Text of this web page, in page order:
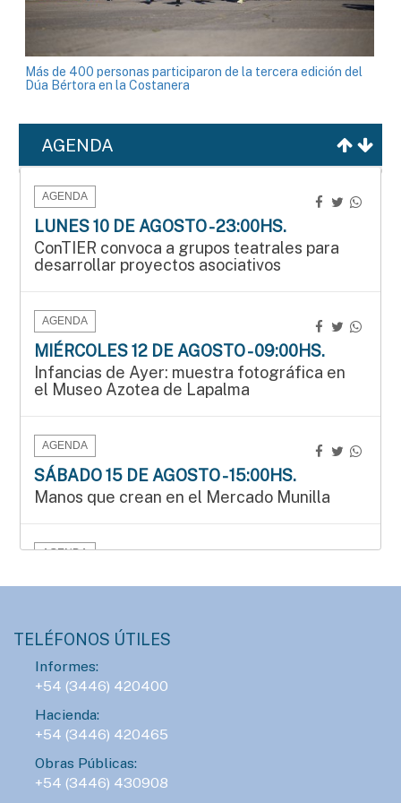
Más de 400 personas participaron de la tercera edición del
Dúa Bértora en la Costanera
AGENDA
AGENDA
LUNES 10 DE AGOSTO - 23:00HS.
ConTIER convoca a grupos teatrales para
desarrollar proyectos asociativos
AGENDA
MIÉRCOLES 12 DE AGOSTO - 09:00HS.
Infancias de Ayer: muestra fotográfica en
el Museo Azotea de Lapalma
AGENDA
SÁBADO 15 DE AGOSTO - 15:00HS.
Manos que crean en el Mercado Munilla
AGENDA
SÁBADO 15 DE AGOSTO - 16:00HS.
AGENDA
DOMINGO 16 DE AGOSTO - 14:00HS.
Fiesta del Día del Niño
AGENDA
TELÉFONOS ÚTILES
Informes:
+54 (3446) 420400
Hacienda:
+54 (3446) 420465
Obras Públicas:
+54 (3446) 430908